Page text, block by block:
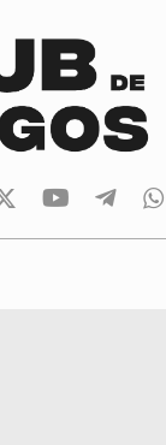
TwitterYoutube